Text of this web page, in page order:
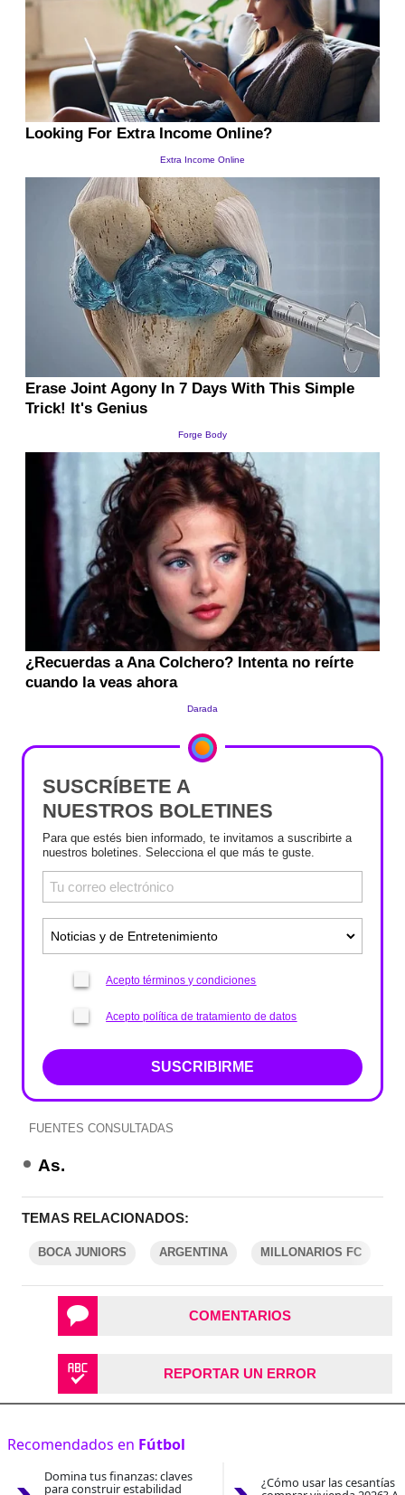
SUSCRÍBETE A
NUESTROS BOLETINES
Para que estés bien informado, te invitamos a suscribirte a
nuestros boletines. Selecciona el que más te guste.
Acepto términos y condiciones
Acepto política de tratamiento de datos
SUSCRIBIRME
FUENTES CONSULTADAS
As.
TEMAS RELACIONADOS:
BOCA JUNIORS ARGENTINA MILLONARIOS FC
COMENTARIOS
REPORTAR UN ERROR
Recomendados en Fútbol
Domina tus finanzas: claves
para construir estabilidad ¿Cómo usar las cesantías